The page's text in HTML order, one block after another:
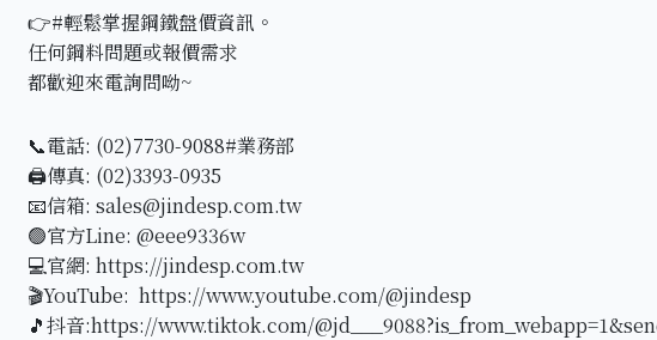
👉#輕鬆掌握鋼鐵盤價資訊。
任何鋼料問題或報價需求
都歡迎來電詢問呦~
📞電話: (02)7730-9088#業務部
🖨傳真: (02)3393-0935
📧信箱: sales@jindesp.com.tw
🟢官方Line: @eee9336w
💻官網: https://jindesp.com.tw
🎬YouTube: https://www.youtube.com/@jindesp
🎵抖音:https://www.tiktok.com/